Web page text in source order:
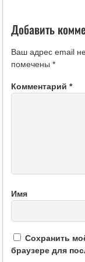
Добавить
Ваш адрес email
помечены *
Комментарий *
Имя
Сохранить
браузере для